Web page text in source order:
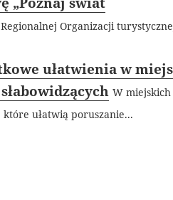
Organizacji
ułatwienia w
W miejskich
ułatwią poruszanie...